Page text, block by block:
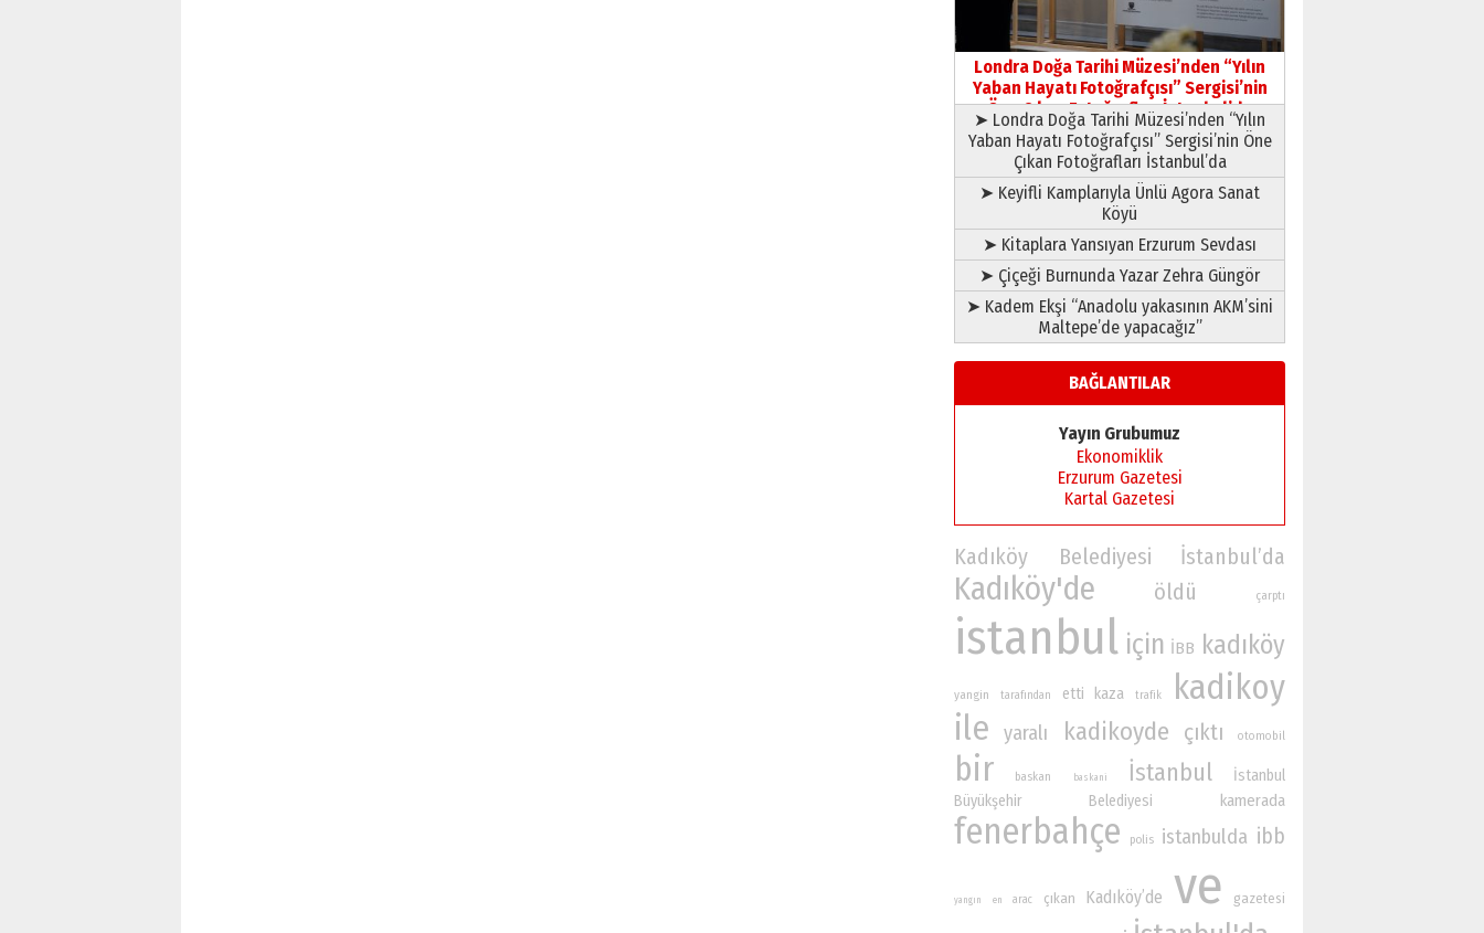
Yusuf POLAT
Şampiyonluk Sebahattin
Şirin’e yazar
11 Mayıs 2026 Pazartesi
Londra Doğa Tarihi Müzesi’nden “Yılın
Yaban Hayatı Fotoğrafçısı” Sergisi’nin
Öne Çıkan Fotoğrafları İstanbul’da
➤ Londra Doğa Tarihi Müzesi’nden “Yılın
Yaban Hayatı Fotoğrafçısı” Sergisi’nin Öne
Çıkan Fotoğrafları İstanbul’da
➤ Keyifli Kamplarıyla Ünlü Agora Sanat
Köyü
➤ Kitaplara Yansıyan Erzurum Sevdası
➤ Çiçeği Burnunda Yazar Zehra Güngör
➤ Kadem Ekşi “Anadolu yakasının AKM’sini
Maltepe’de yapacağız”
BAĞLANTILAR
Yayın Grubumuz
Ekonomiklik
Erzurum Gazetesi
Kartal Gazetesi
Kadıköy Belediyesi İstanbul’da
Kadıköy'de öldü çarptı
istanbul için İBB kadıköy
yangin tarafından etti kaza trafik
kadikoy
ile
yaralı kadikoyde çıktı otomobil
bir baskan baskani İstanbul
İstanbul
Büyükşehir Belediyesi
kamerada
fenerbahçe polis istanbulda ibb
yangın en arac çıkan Kadıköy’de ve gazetesi